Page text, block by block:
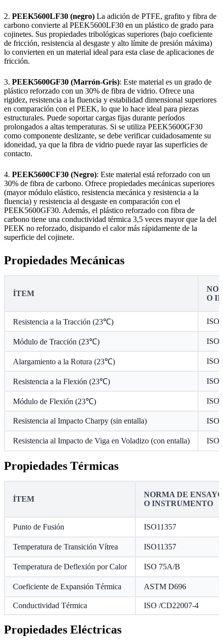
2. PEEK5600LF30 (negro) La adición de PTFE, grafito y fibra de
carbono convierte al PEEK5600LF30 en un plástico de grado para
cojinetes. Sus propiedades tribológicas superiores (bajo coeficiente
de fricción, resistencia al desgaste y alto límite de presión máxima)
lo convierten en un material ideal para esta clase de aplicaciones de
fricción.
3. PEEK5600GF30 (Marrón-Gris): Este material es un grado de
plástico reforzado con un 30% de fibra de vidrio. Ofrece una
rigidez, resistencia a la fluencia y estabilidad dimensional superiores
en comparación con el PEEK, lo que lo hace ideal para piezas
estructurales. Puede soportar cargas fijas durante períodos
prolongados a altas temperaturas. Si se utiliza PEEK5600GF30
como componente deslizante, se debe verificar cuidadosamente su
idoneidad, ya que la fibra de vidrio puede rayar las superficies de
contacto.
4. PEEK5600CF30 (Negro): Este material está reforzado con un
30% de fibra de carbono. Ofrece propiedades mecánicas superiores
(mayor módulo elástico, resistencia mecánica y resistencia a la
fluencia) y resistencia al desgaste en comparación con el
PEEK5600GF30. Además, el plástico reforzado con fibra de
carbono tiene una conductividad térmica 3,5 veces mayor que la del
PEEK no reforzado, disipando el calor más rápidamente de la
superficie del cojinete.
Propiedades Mecánicas
ÍTEM
O
Resistencia a la Tracción (23℃) ISO
Módulo de Tracción (23℃) ISO
Alargamiento a la Rotura (23℃) ISO
Resistencia a la Flexión (23℃) ISO
Módulo de Flexión (23℃) ISO
Resistencia al Impacto Charpy (sin entalla) ISO
Resistencia al Impacto de Viga en Voladizo (con entalla) ISO
Propiedades Térmicas
ÍTEM
NORMA DE ENSAYO
O INSTRUMENTO
Punto de Fusión ISO11357
Temperatura de Transición Vítrea ISO11357
Temperatura de Deflexión por Calor ISO 75A/B
Coeficiente de Expansión Térmica ASTM D696
Conductividad Térmica ISO /CD22007-4
Propiedades Eléctricas